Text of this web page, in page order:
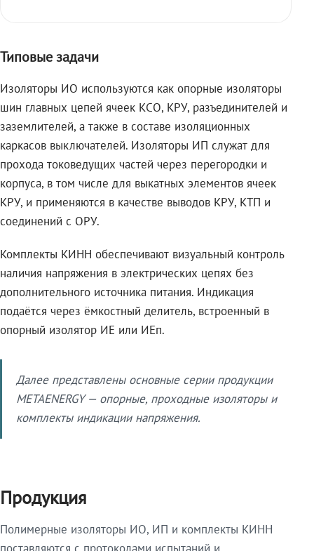
Типовые задачи
Изоляторы ИО используются как опорные изоляторы
шин главных цепей ячеек КСО, КРУ, разъединителей и
заземлителей, а также в составе изоляционных
каркасов выключателей. Изоляторы ИП служат для
прохода токоведущих частей через перегородки и
корпуса, в том числе для выкатных элементов ячеек
КРУ, и применяются в качестве выводов КРУ, КТП и
соединений с ОРУ.
Комплекты КИНН обеспечивают визуальный контроль
наличия напряжения в электрических цепях без
дополнительного источника питания. Индикация
подаётся через ёмкостный делитель, встроенный в
опорный изолятор ИЕ или ИЕп.
Далее представлены основные серии продукции
METAENERGY — опорные, проходные изоляторы и
комплекты индикации напряжения.
Продукция
Полимерные изоляторы ИО, ИП и комплекты КИНН